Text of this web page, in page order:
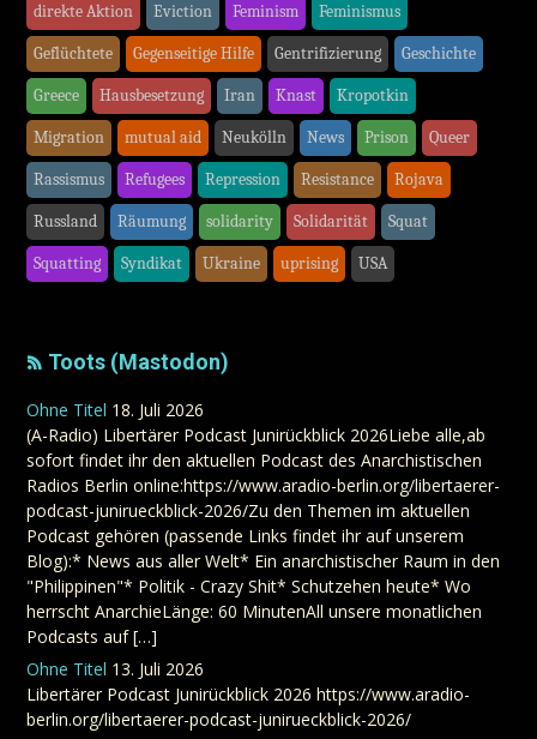
direkte Aktion Eviction Feminism Feminismus
Geflüchtete Gegenseitige Hilfe Gentrifizierung Geschichte
Greece Hausbesetzung Iran Knast Kropotkin
Migration mutual aid Neukölln News Prison Queer
Rassismus Refugees Repression Resistance Rojava
Russland Räumung solidarity Solidarität Squat
Squatting Syndikat Ukraine uprising USA
Toots (Mastodon)
Ohne Titel 18. Juli 2026
(A-Radio) Libertärer Podcast Junirückblick 2026Liebe alle,ab
sofort findet ihr den aktuellen Podcast des Anarchistischen
Radios Berlin online:https://www.aradio-berlin.org/libertaerer-
podcast-junirueckblick-2026/Zu den Themen im aktuellen
Podcast gehören (passende Links findet ihr auf unserem
Blog):* News aus aller Welt* Ein anarchistischer Raum in den
"Philippinen"* Politik - Crazy Shit* Schutzehen heute* Wo
herrscht AnarchieLänge: 60 MinutenAll unsere monatlichen
Podcasts auf […]
Ohne Titel 13. Juli 2026
Libertärer Podcast Junirückblick 2026 https://www.aradio-
berlin.org/libertaerer-podcast-junirueckblick-2026/